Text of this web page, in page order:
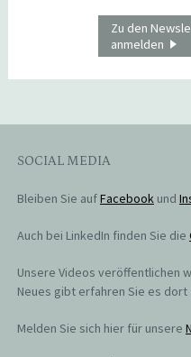
Zu den
anmelden
SOCIAL MEDIA
Bleiben Sie aufFacebookund
Auch bei LinkedIn finden Sie die
Unsere Videos veröffentlichen
Neues gibt erfahren Sie es dort
Melden Sie sich hier für unsere